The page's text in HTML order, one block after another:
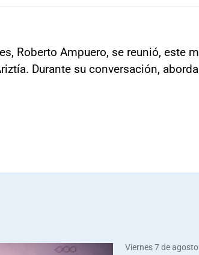
Roberto Ampuero, se reunió, este
Durante su conversación,
Viernes 7 de